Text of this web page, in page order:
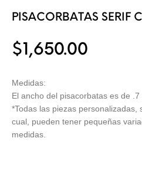
PISACORBATAS SERIF
$ 1,650.00
Medidas:
El ancho del pisacorbatas es de
*Todas las piezas personalizadas,
cual, pueden tener pequeñas
medidas.